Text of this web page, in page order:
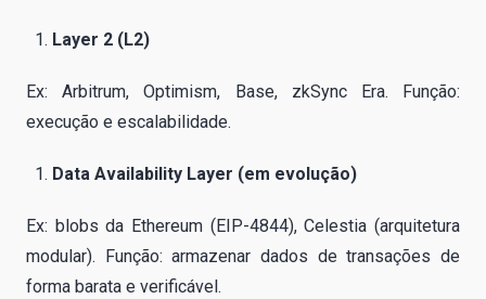
Layer 2 (L2)
Ex: Arbitrum, Optimism, Base, zkSync Era. Função:
execução e escalabilidade.
Data Availability Layer (em evolução)
Ex: blobs da Ethereum (EIP-4844), Celestia (arquitetura
modular). Função: armazenar dados de transações de
forma barata e verificável.